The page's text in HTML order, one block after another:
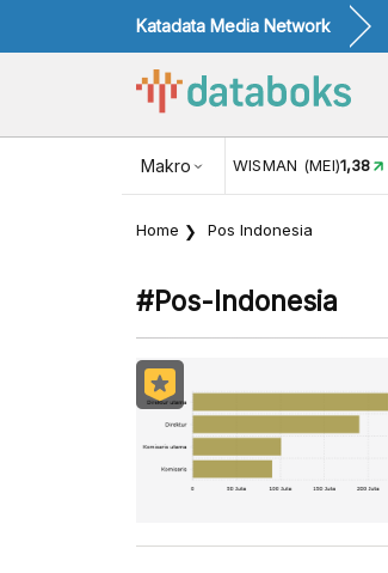
Katadata Media Network
Makro
KUNJUNGAN WISMAN (MEI)1,38
Home Pos Indonesia
#pos-Indonesia